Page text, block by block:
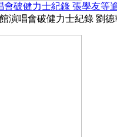
會破健力士紀錄 張學友等
演唱會破健力士紀錄 劉